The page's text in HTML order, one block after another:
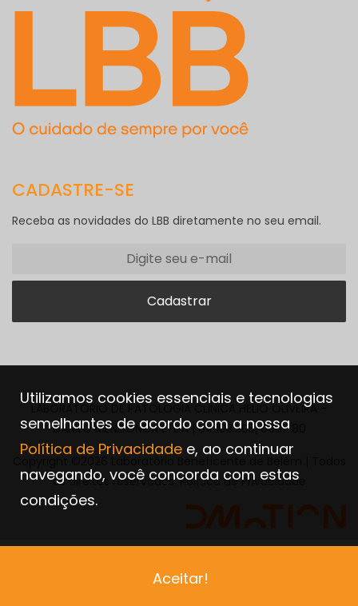
CADASTRE-SE
Receba as novidades do LBB diretamente no seu email.
LABORATORIO DE PATOLOGIA CLINICA HELIO OLIVEIRA -
DANILO MENDONCA LTDA | 04.103.305/0001-80
Copyright ©2026 Laboratório Beneficente de Belém | Todos
os direitos reservados.Política de Privacidade
Utilizamos cookies essenciais e tecnologias
semelhantes de acordo com a nossa
Política de Privacidade e, ao continuar
navegando, você concorda com estas
condições.
Aceitar!